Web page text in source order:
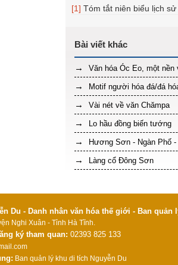
[1] Tóm tắt niên biểu lịch
Văn hóa Óc Eo, một
Motif người hóa đá/đá
Vài nét về văn Chămpa
Lo hầu đồng biến tướng
Hương Sơn - Ngàn Phố
Làng cổ Đông Sơn
Du - Danh nhân văn hóa thế giới - Ban
Nghi Xuân - Tỉnh Hà Tĩnh.
ký tham quan: 02393 825 133
Ban quản lý khu di tích Nguyễn Du